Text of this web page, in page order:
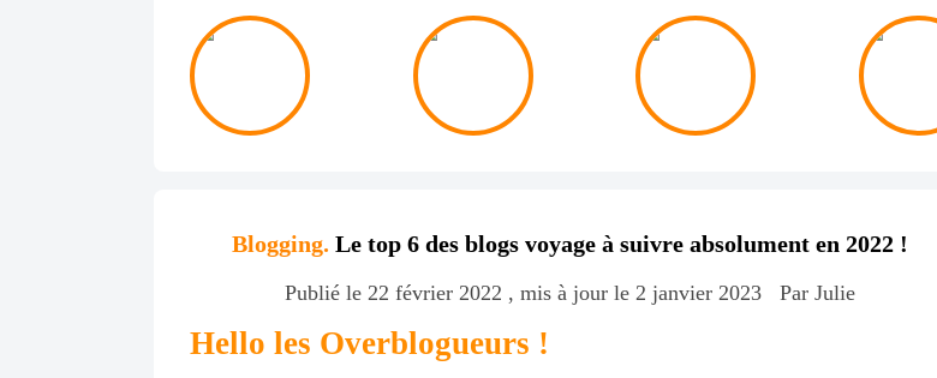
Blogging. Le top 6 des blogs voyage à suivre absolument en 2022 !
Publié le 22 février 2022 , mis à jour le 2 janvier 2023 Par Julie
Hello les Overblogueurs !